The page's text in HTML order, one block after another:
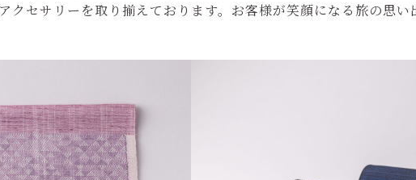
クセサリーを取り揃えております。お客様が笑顔になる旅の思い